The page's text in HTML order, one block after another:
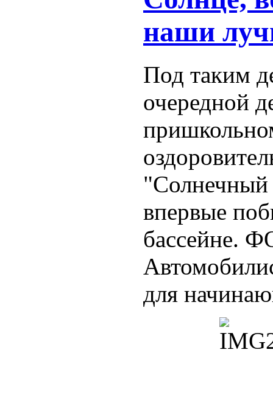
наши
Под таким
очередной
впервые
бассейне.
для